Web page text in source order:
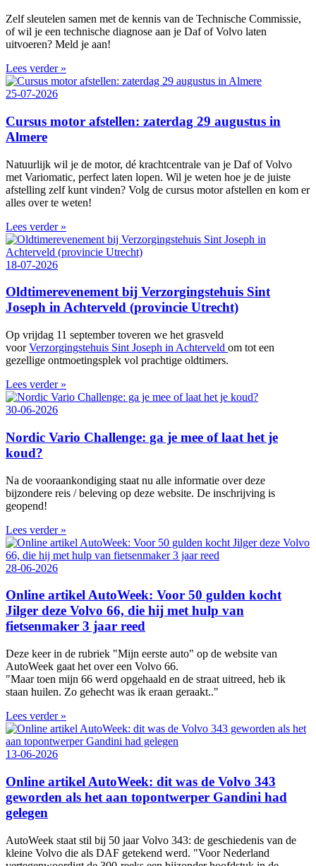
Zelf sleutelen samen met de kennis van de Technische Commissie,
of wil je een technische diagnose aan je Daf of Volvo laten
uitvoeren? Meld je aan!
Lees verder »
25-07-2026
Cursus motor afstellen: zaterdag 29 augustus in
Almere
Natuurlijk wil je de motor, dé krachtcentrale van je Daf of Volvo
met Variomatic, perfect laten lopen. Wil je weten hoe je de juiste
afstelling zelf kunt vinden? Volg de cursus motor afstellen en kom er
alles over te weten!
Lees verder »
18-07-2026
Oldtimerevenement bij Verzorgingstehuis Sint
Joseph in Achterveld (provincie Utrecht)
Op vrijdag 11 september toveren we het grasveld
voorVerzorgingstehuis Sint Joseph in Achterveld om tot een
gezellige ontmoetingsplek vol prachtige oldtimers.
Lees verder »
30-06-2026
Nordic Vario Challenge: ga je mee of laat het je
koud?
Na de vooraankondiging staat nu alle informatie over deze
bijzondere reis / beleving op deze website. De inschrijving is
geopend!
Lees verder »
28-06-2026
Online artikel AutoWeek: Voor 50 gulden kocht
Jilger deze Volvo 66, die hij met hulp van
fietsenmaker 3 jaar reed
Deze keer in de rubriek "Mijn eerste auto" op de website van
AutoWeek gaat het over een Volvo 66.
"Maar toen mijn 66 werd opgehaald en de straat uitreed, heb ik
staan huilen. Zo gehecht was ik eraan geraakt.."
Lees verder »
13-06-2026
Online artikel AutoWeek: dit was de Volvo 343
geworden als het aan topontwerper Gandini had
gelegen
AutoWeek staat stil bij 50 jaar Volvo 343: de geschiedenis van de
kleine Volvo die als DAF getekend werd. "Voor Nederland